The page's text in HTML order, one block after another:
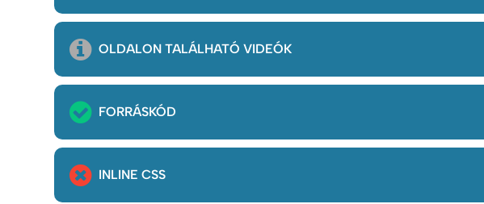
OLDALON TALÁLHATÓ VIDEÓK
FORRÁSKÓD
INLINE CSS